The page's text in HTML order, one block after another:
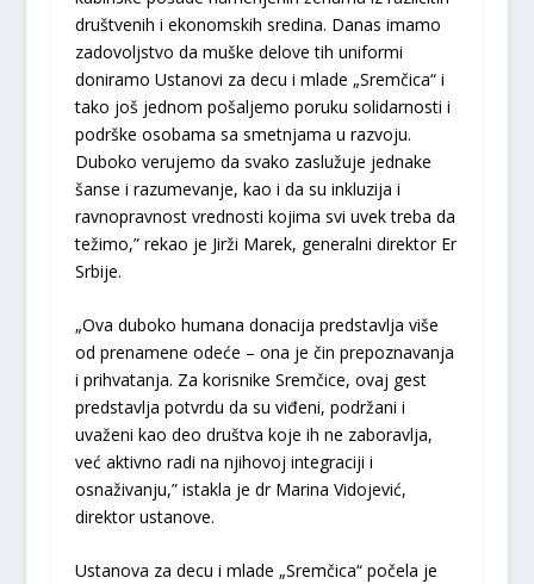
društvenih i ekonomskih sredina. Danas imamo
zadovoljstvo da muške delove tih uniformi
doniramo Ustanovi za decu i mlade „Sremčica“ i
tako još jednom pošaljemo poruku solidarnosti i
podrške osobama sa smetnjama u razvoju.
Duboko verujemo da svako zaslužuje jednake
šanse i razumevanje, kao i da su inkluzija i
ravnopravnost vrednosti kojima svi uvek treba da
težimo,” rekao je Jirži Marek, generalni direktor Er
Srbije.
„Ova duboko humana donacija predstavlja više
od prenamene odeće – ona je čin prepoznavanja
i prihvatanja. Za korisnike Sremčice, ovaj gest
predstavlja potvrdu da su viđeni, podržani i
uvaženi kao deo društva koje ih ne zaboravlja,
već aktivno radi na njihovoj integraciji i
osnaživanju,” istakla je dr Marina Vidojević,
direktor ustanove.
Ustanova za decu i mlade „Sremčica“ počela je